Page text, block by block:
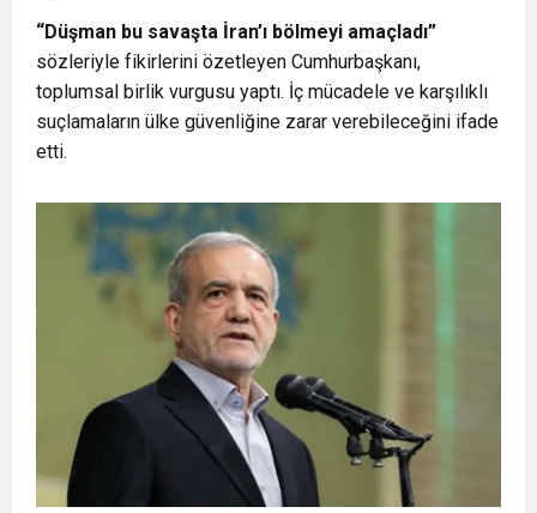
“Düşman bu savaşta İran’ı bölmeyi amaçladı”
sözleriyle fikirlerini özetleyen Cumhurbaşkanı,
toplumsal birlik vurgusu yaptı. İç mücadele ve karşılıklı
suçlamaların ülke güvenliğine zarar verebileceğini ifade
etti.